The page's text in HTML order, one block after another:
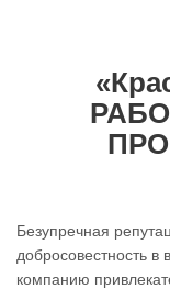
Безупречная
добросовестность в
компанию